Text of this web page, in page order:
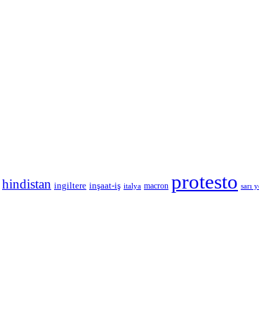
hindistan ingiltere inşaat-iş italya macron protesto sarı